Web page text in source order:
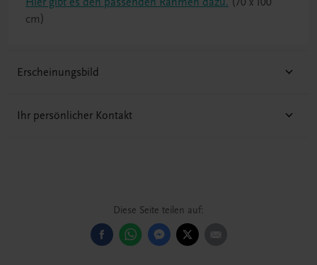
cm)
Erscheinungsbild
Ihr persönlicher Kontakt
Diese Seite teilen auf: